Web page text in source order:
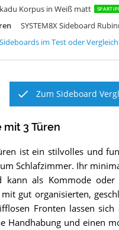
Korpus in Weiß matt
SYSTEM8X Sideboard
Sideboardsim Test oder
Zum Sideboard
mit 3 Türen
ist ein stilvolles und
Schlafzimmer. Ihr
kann als Kommode
gut organisierten,
Fronten lassen
Handhabung und einen